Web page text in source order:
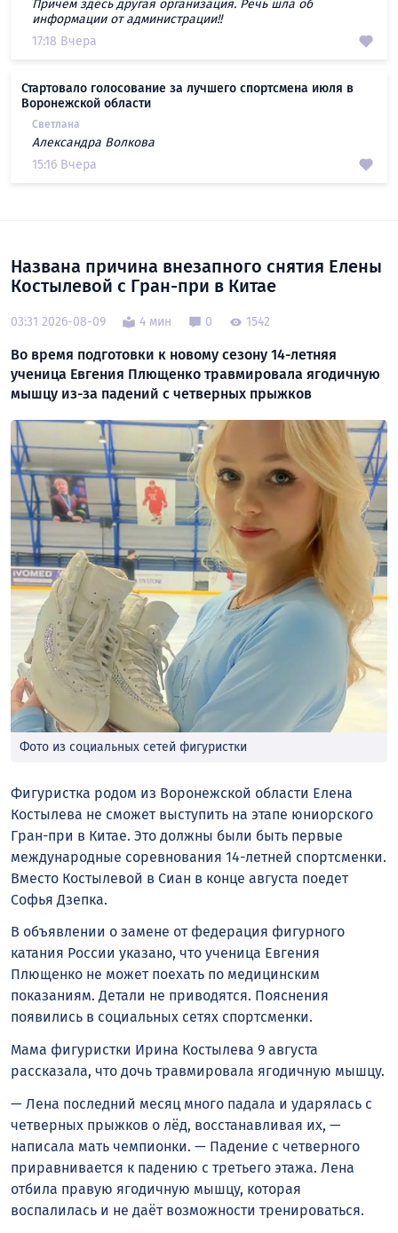
Причём здесь другая организация. Речь шла об
информации от администрации!!
17:18 Вчера
Стартовало голосование за лучшего спортсмена июля в
Воронежской области
Светлана
Александра Волкова
15:16 Вчера
Названа причина внезапного снятия Елены
Костылевой с Гран-при в Китае
03:31 2026-08-09 4 мин 0 1542
Во время подготовки к новому сезону 14-летняя
ученица Евгения Плющенко травмировала ягодичную
мышцу из-за падений с четверных прыжков
Фото из социальных сетей фигуристки
Фигуристка родом из Воронежской области Елена
Костылева не сможет выступить на этапе юниорского
Гран-при в Китае. Это должны были быть первые
международные соревнования 14-летней спортсменки.
Вместо Костылевой в Сиан в конце августа поедет
Софья Дзепка.
В объявлении о замене от федерация фигурного
катания России указано, что ученица Евгения
Плющенко не может поехать по медицинским
показаниям. Детали не приводятся. Пояснения
появились в социальных сетях спортсменки.
Мама фигуристки Ирина Костылева 9 августа
рассказала, что дочь травмировала ягодичную мышцу.
— Лена последний месяц много падала и ударялась с
четверных прыжков о лëд, восстанавливая их, —
написала мать чемпионки. — Падение с четверного
приравнивается к падению с третьего этажа. Лена
отбила правую ягодичную мышцу, которая
воспалилась и не даëт возможности тренироваться.